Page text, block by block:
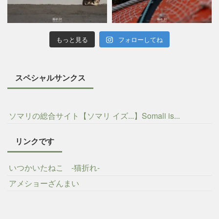
もっと見る フォローしてね
スペシャルサンクス
ソマリの総合サイト【ソマリ イズ...】Somali is...
リンクです
いつかいたねこ -猫折れ-
アメショーざんまい